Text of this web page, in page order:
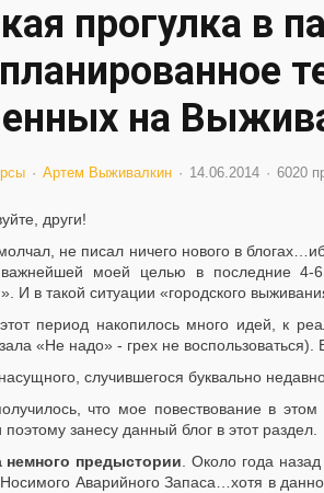
прогулка в
на
Артем Выживалкин 14.06.2014 6020
други!
не писал ничего нового в
моей целью в последние 4-
И в такой ситуации «городского
период накопилось много идей, к
«Не надо» - грех не
случившегося буквально
что мое повествование в
поэтому занесу данный блог в этот раздел.
немного предыстории . Около года
Аварийного Запаса…хотя в